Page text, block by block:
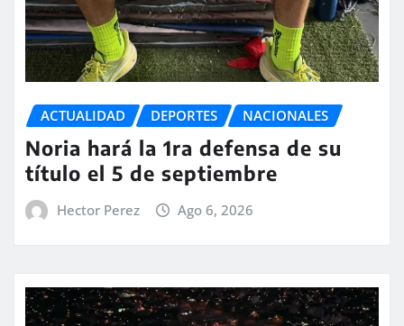
ACTUALIDAD DEPORTES NACIONALES
Noria hará la 1ra defensa de su
título el 5 de septiembre
Hector Perez Ago 6, 2026